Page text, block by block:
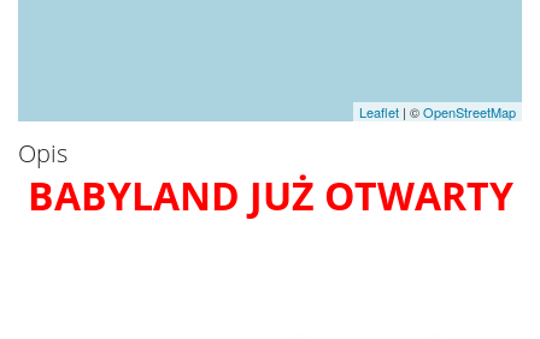
Leaflet | ©OpenStreetMap
Opis
BABYLAND JUŻ OTWARTY